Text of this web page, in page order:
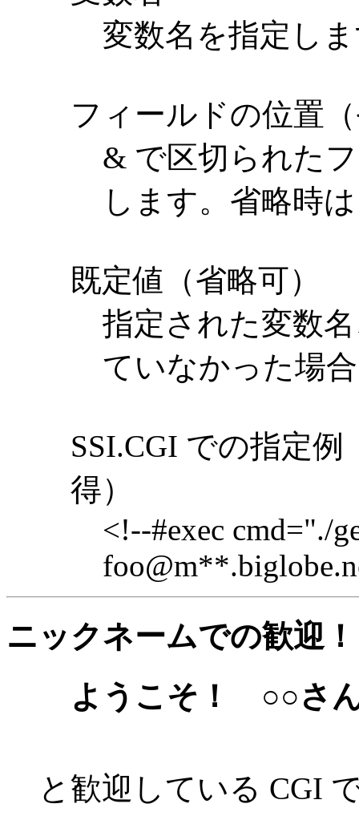
変数名を指定し
フィールドの位置
& で区切られた
します。省略時
既定値（省略可）
指定された変数
ていなかった場
SSI.CGI での指定
得）
<!--#exec cmd="./
ニックネームでの歓迎！
ようこそ！ ○○さ
と歓迎している CGI